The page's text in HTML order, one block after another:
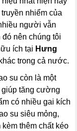
nhiểm của
người vẫn
nên chúng tôi
ích tại Hưng
trong cả nước.
su còn là một
tăng cường
có nhiều gai kích
su siêu mỏng,
thêm chất kéo